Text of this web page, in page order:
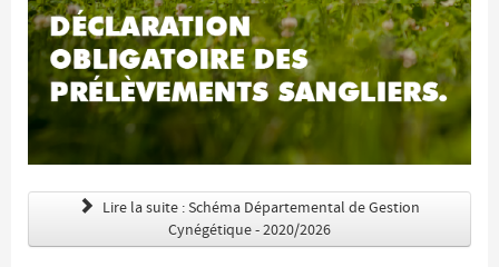
Lire la suite : Schéma Départemental de Gestion
Cynégétique - 2020/2026